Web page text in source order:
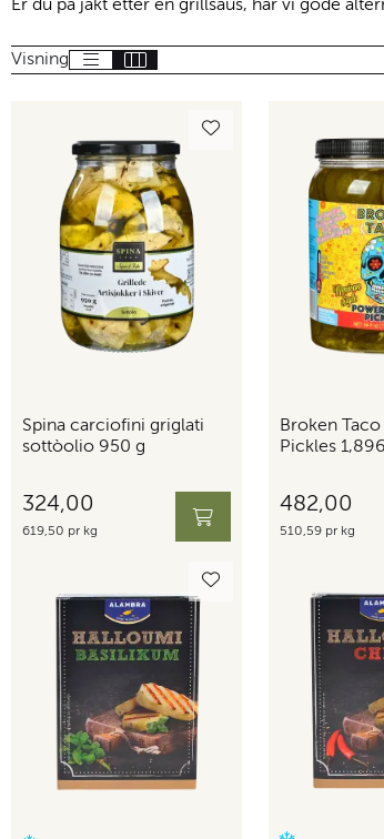
Er du på jakt etter en grillsaus, har vi gode
Visning
Spina carciofini griglati
sottòolio 950 g
324,00
619,50 pr kg
Broken
Pickles
482,00
510,59 pr kg